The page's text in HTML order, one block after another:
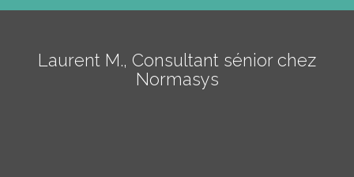
Laurent M., Consultant sénior chez
Normasys